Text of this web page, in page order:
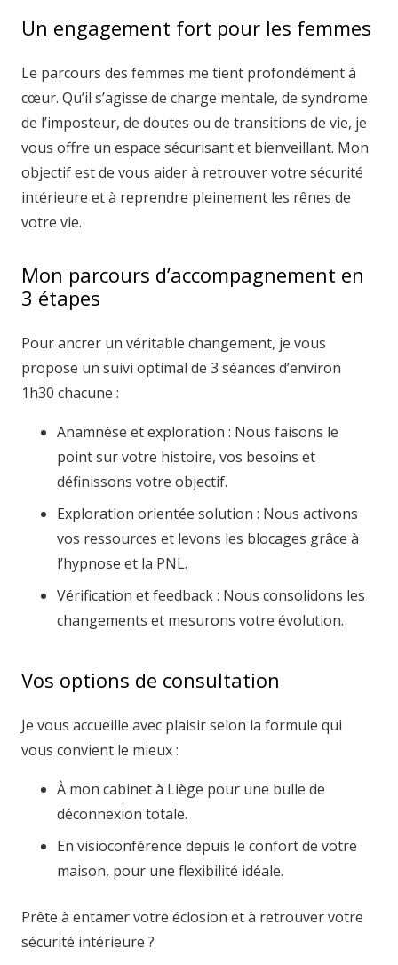
Un engagement fort pour les femmes
Le parcours des femmes me tient profondément à
cœur. Qu’il s’agisse de charge mentale, de syndrome
de l’imposteur, de doutes ou de transitions de vie, je
vous offre un espace sécurisant et bienveillant. Mon
objectif est de vous aider à retrouver votre sécurité
intérieure et à reprendre pleinement les rênes de
votre vie.
Mon parcours d’accompagnement en
3 étapes
Pour ancrer un véritable changement, je vous
propose un suivi optimal de 3 séances d’environ
1h30 chacune :
Anamnèse et exploration : Nous faisons le
point sur votre histoire, vos besoins et
définissons votre objectif.
Exploration orientée solution : Nous activons
vos ressources et levons les blocages grâce à
l’hypnose et la PNL.
Vérification et feedback : Nous consolidons les
changements et mesurons votre évolution.
Vos options de consultation
Je vous accueille avec plaisir selon la formule qui
vous convient le mieux :
À mon cabinet à Liège pour une bulle de
déconnexion totale.
En visioconférence depuis le confort de votre
maison, pour une flexibilité idéale.
Prête à entamer votre éclosion et à retrouver votre
sécurité intérieure ?